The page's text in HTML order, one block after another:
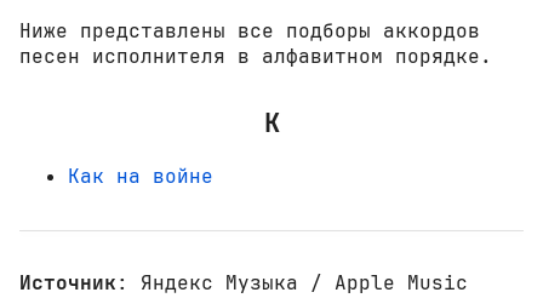
Ниже представлены все подборы аккордов
песен исполнителя в алфавитном порядке.
К
Как на войне
Источник: Яндекс Музыка / Apple Music